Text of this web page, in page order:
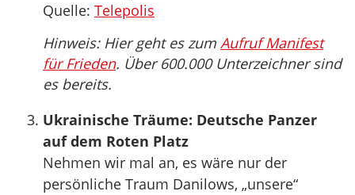
Quelle: Telepolis
Hinweis: Hier geht es zum Aufruf Manifest
für Frieden. Über 600.000 Unterzeichner sind
es bereits.
Ukrainische Träume: Deutsche Panzer
auf dem Roten Platz
Nehmen wir mal an, es wäre nur der
persönliche Traum Danilows, „unsere“